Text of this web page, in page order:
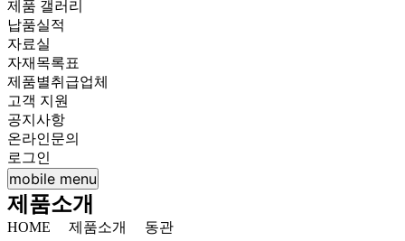
제품 갤러리
납품실적
자료실
자재목록표
제품별취급업체
고객 지원
공지사항
온라인문의
로그인
mobile menu
제품소개
HOME 제품소개 동관